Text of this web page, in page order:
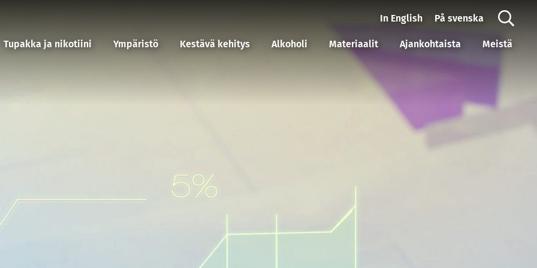
Tupakka ja nikotiini Ympäristö Kestävä kehitys Alkoholi Materiaalit Ajankohtaista Meistä
In English På svenska